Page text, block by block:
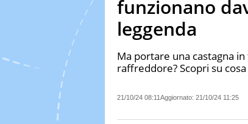
funzionano
leggenda
Ma portare una castagna
raffreddore? Scopri su
21/10/24 08:11Aggiornato: 21/10/24 11:25